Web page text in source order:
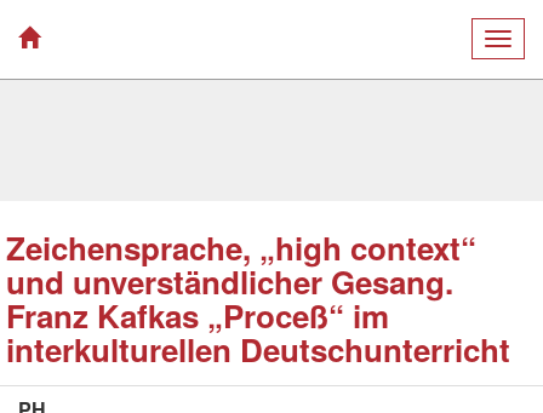
Zeichensprache, „high context“
und unverständlicher Gesang.
Franz Kafkas „Proceß“ im
interkulturellen Deutschunterricht